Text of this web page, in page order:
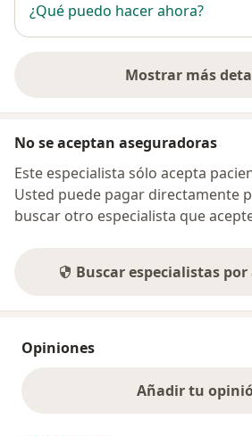
¿Qué puedo hacer ahora?
Mostrar mássobre
No se aceptan aseguradoras
Este especialista sólo acepta
Usted puede pagar directamente
buscar otro especialista que
Buscar especialistas
Opiniones
Añadir tu